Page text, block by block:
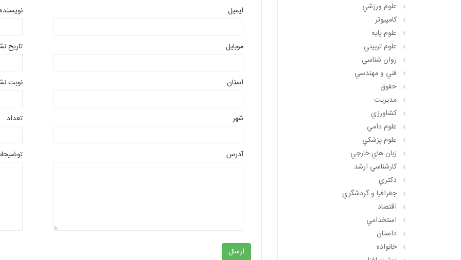
ایمیل
موبایل
استان
شهر
آدرس
نویسنده
تاریخ
نوبت
تعداد
ارسال
علوم ورزشي
کامپيوتر
علوم پايه
علوم تربيتي
روان شناسي
فني و مهندسي
حقوق
مديريت
کشاورزي
علوم دامي
علوم پزشکي
زبان هاي خارجي
کارشناسي ارشد
دکتري
جغرافيا و گردشگري
اقتصاد
استخدامي
داستان
خانواده